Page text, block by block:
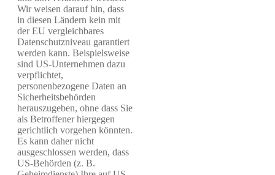
Wir weisen darauf hin, dass
in diesen Ländern kein mit
der EU vergleichbares
Datenschutzniveau garantiert
werden kann. Beispielsweise
sind US-Unternehmen dazu
verpflichtet,
personenbezogene Daten an
Sicherheitsbehörden
herauszugeben, ohne dass Sie
als Betroffener hiergegen
gerichtlich vorgehen könnten.
Es kann daher nicht
ausgeschlossen werden, dass
US-Behörden (z. B.